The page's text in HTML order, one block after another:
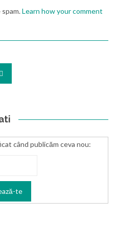
Learn how your comment
când publicăm ceva nou: